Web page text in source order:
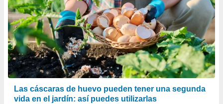
Las cáscaras de huevo pueden tener una segunda
vida en el jardín: así puedes utilizarlas